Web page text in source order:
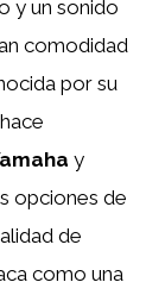
y un sonido
comodidad
por su
y
opciones de
de
como una